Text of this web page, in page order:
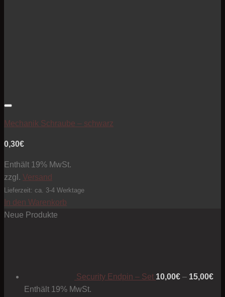
Mechanik Schraube – schwarz
0,30€
Enthält 19% MwSt.
zzgl. Versand
Lieferzeit: ca. 3-4 Werktage
In den Warenkorb
Neue Produkte
Security Endpin – Set 10,00€ – 15,00€
Enthält 19% MwSt.